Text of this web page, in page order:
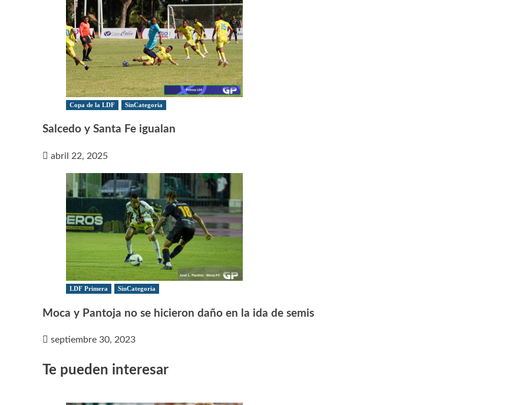
Copa de la LDF SinCategoria
Salcedo y Santa Fe igualan
abril 22, 2025
LDF Primera SinCategoria
Moca y Pantoja no se hicieron daño en la ida de semis
septiembre 30, 2023
Te pueden interesar